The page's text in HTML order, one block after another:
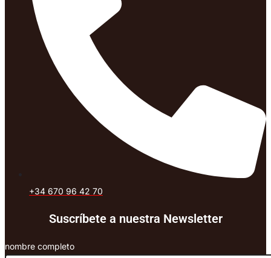
+34 670 96 42 70
Suscríbete a nuestra Newsletter
nombre completo